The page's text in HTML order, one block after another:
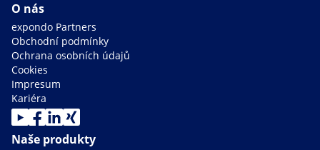
O nás
expondo Partners
Obchodní podmínky
Ochrana osobních údajů
Cookies
Impresum
Kariéra
Naše produkty